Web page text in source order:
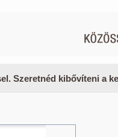
Szeretnéd kibővíteni a